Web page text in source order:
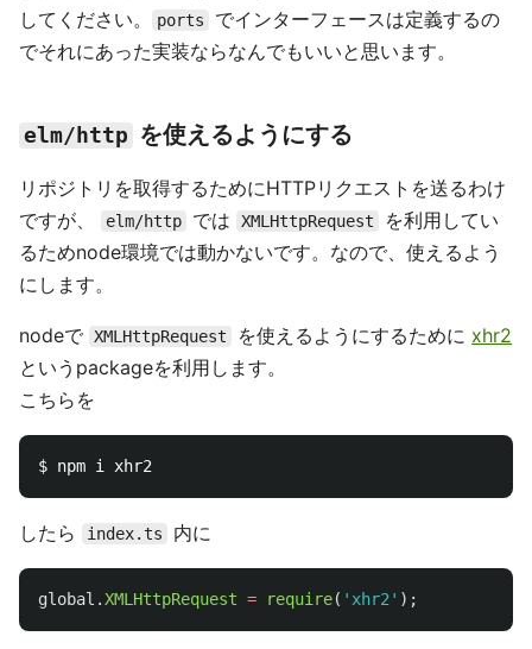
してください。
ports
でインターフェースは定義するの
でそれにあった実装ならなんでもいいと思います。
elm/http を使えるようにする
リポジトリを取得するためにHTTPリクエストを送るわけ
ですが、
elm/http では XMLHttpRequest
を利用してい
るためnode環境では動かないです。なので、使えるよう
にします。
nodeで XMLHttpRequest を使えるようにするために xhr2
というpackageを利用します。
こちらを
したら index.ts 内に
global .XMLHttpRequest = require( ' xhr2 ' );